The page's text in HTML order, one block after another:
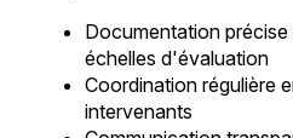
Documentation
échelles d'évaluation
Coordination régulière
intervenants